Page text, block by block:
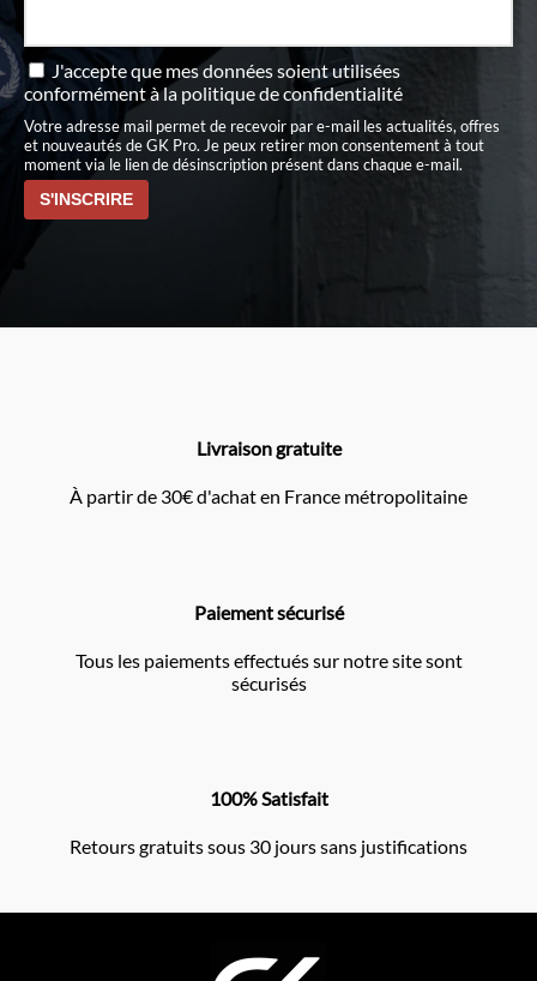
J'accepte que mes données soient utilisées
conformément àla politique de confidentialité
Votre adresse mail permet de recevoir par e-mail les actualités, offres
et nouveautés de GK Pro. Je peux retirer mon consentement à tout
moment via le lien de désinscription présent dans chaque e-mail.
Livraison gratuite
À partir de 30€ d'achat en France métropolitaine
Paiement sécurisé
Tous les paiements effectués sur notre site sont
sécurisés
100% Satisfait
Retours gratuits sous 30 jours sans justifications